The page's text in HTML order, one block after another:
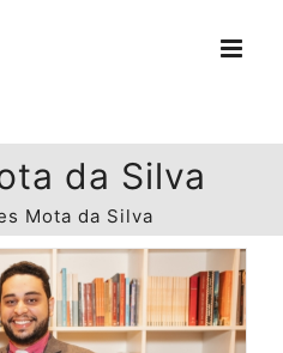
da Silva
Mota da Silva